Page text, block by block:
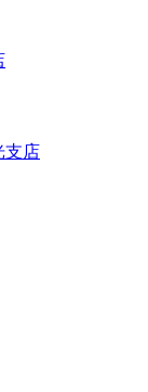
支店